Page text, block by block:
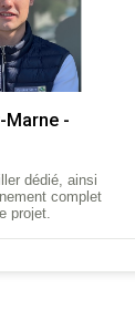
Marne -
dédié, ainsi
complet
projet.